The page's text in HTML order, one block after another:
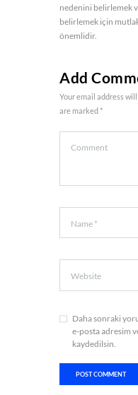
nedenini belirlemek
belirlemek için
önemlidir.
Add
Your email address
are marked *
Daha sonraki
e-posta adresim
kaydedilsin.